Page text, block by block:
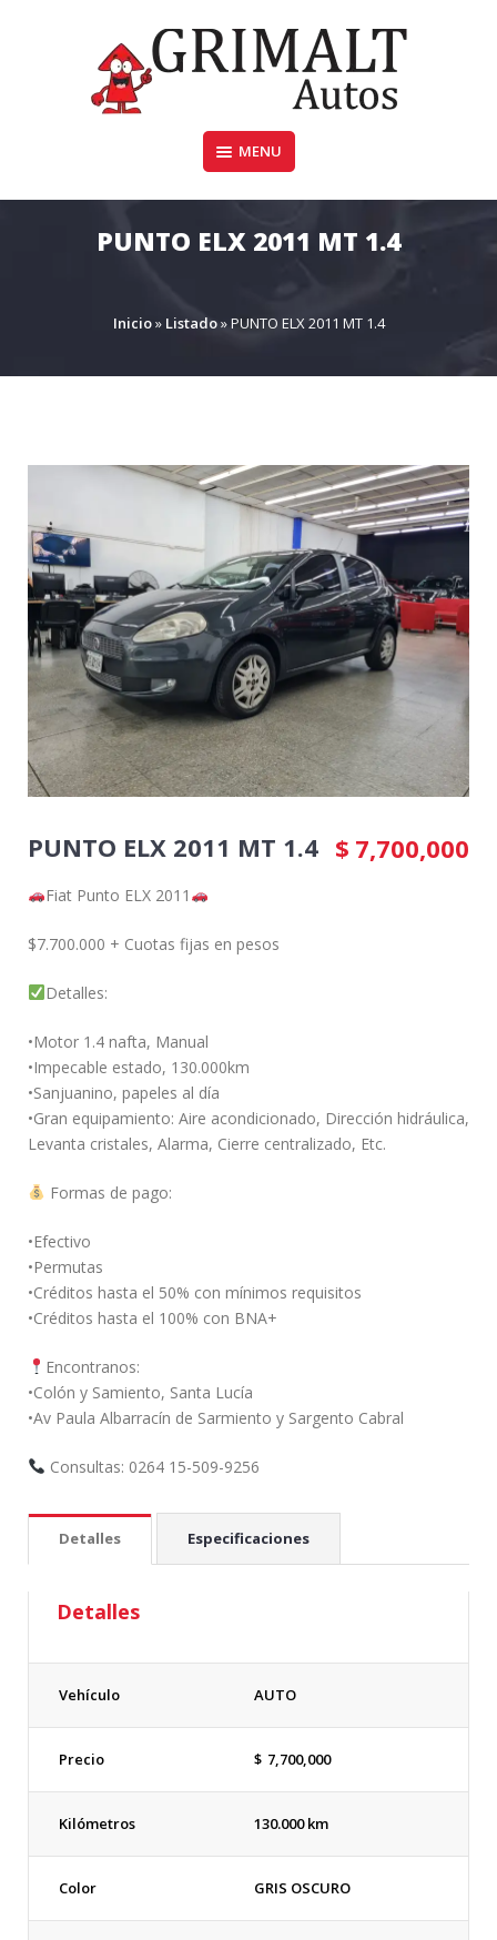
GRIMALTAUTOS.COM.AR
MENU
PUNTO ELX 2011 MT 1.4
Inicio» Listado»PUNTO ELX 2011 MT 1.4
PUNTO ELX 2011 MT 1.4 $ 7,700,000
Fiat Punto ELX 2011
$7.700.000 + Cuotas fijas en pesos
Detalles:
•Motor 1.4 nafta, Manual
•Impecable estado, 130.000km
•Sanjuanino, papeles al día
•Gran equipamiento: Aire acondicionado, Dirección hidráulica,
Levanta cristales, Alarma, Cierre centralizado, Etc.
Formas de pago:
•Efectivo
•Permutas
•Créditos hasta el 50% con mínimos requisitos
•Créditos hasta el 100% con BNA+
Encontranos:
•Colón y Samiento, Santa Lucía
•Av Paula Albarracín de Sarmiento y Sargento Cabral
Consultas: 0264 15-509-9256
Detalles Especificaciones
Detalles
Vehículo AUTO
Precio $ 7,700,000
Kilómetros 130.000 km
Color GRIS OSCURO